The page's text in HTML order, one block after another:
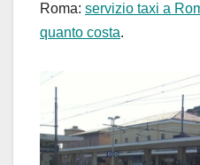
Roma: servizio taxi a
quanto costa.